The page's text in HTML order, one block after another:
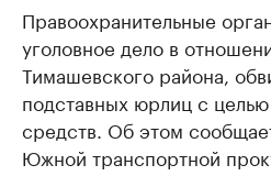
Правоохранительные
уголовное дело в
Тимашевского района,
подставных юрлиц с
средств. Об этом
Южной транспортной